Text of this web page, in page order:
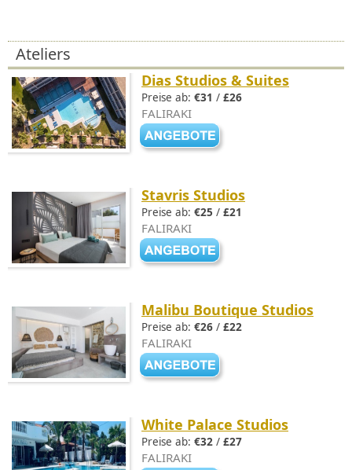
Ateliers
Dias Studios & Suites
Preise ab: €31 / £26
FALIRAKI
Stavris Studios
Preise ab: €25 / £21
FALIRAKI
Malibu Boutique Studios
Preise ab: €26 / £22
FALIRAKI
White Palace Studios
Preise ab: €32 / £27
FALIRAKI